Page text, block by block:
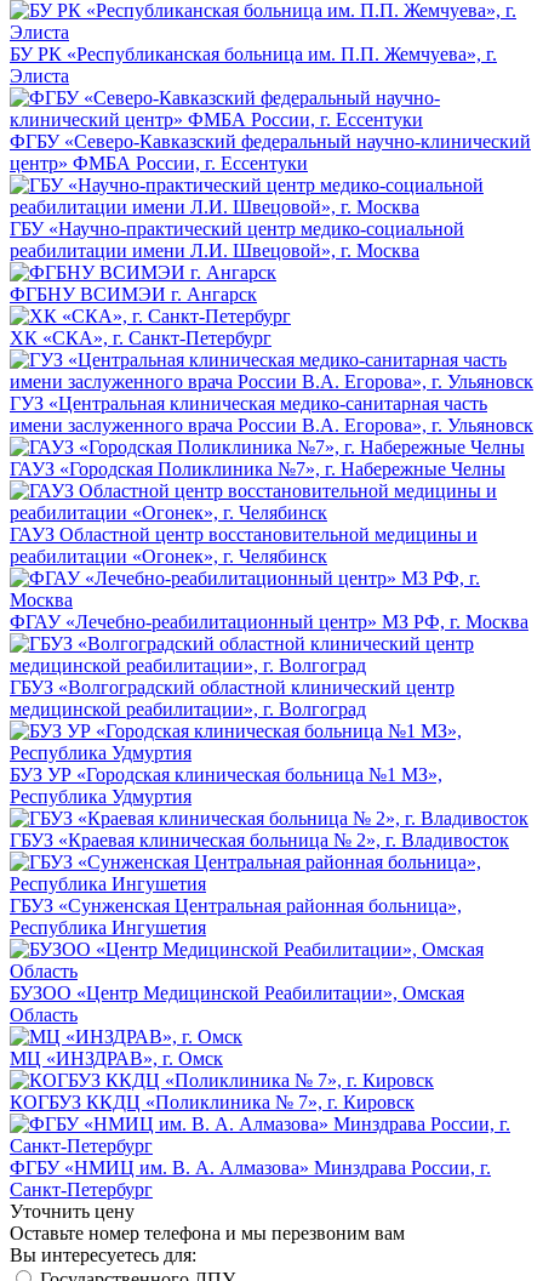
БУ РК «Республиканская больница им. П.П. Жемчуева», г.
Элиста
ФГБУ «Северо-Кавказский федеральный научно-клинический
центр» ФМБА России, г. Ессентуки
ГБУ «Научно-практический центр медико-социальной
реабилитации имени Л.И. Швецовой», г. Москва
ФГБНУ ВСИМЭИ г. Ангарск
ХК «СКА», г. Санкт-Петербург
ГУЗ «Центральная клиническая медико-санитарная часть
имени заслуженного врача России В.А. Егорова», г. Ульяновск
ГАУЗ «Городская Поликлиника №7», г. Набережные Челны
ГАУЗ Областной центр восстановительной медицины и
реабилитации «Огонек», г. Челябинск
ФГАУ «Лечебно-реабилитационный центр» МЗ РФ, г. Москва
ГБУЗ «Волгоградский областной клинический центр
медицинской реабилитации», г. Волгоград
БУЗ УР «Городская клиническая больница №1 МЗ»,
Республика Удмуртия
ГБУЗ «Краевая клиническая больница № 2», г. Владивосток
ГБУЗ «Сунженская Центральная районная больница»,
Республика Ингушетия
БУЗОО «Центр Медицинской Реабилитации», Омская
Область
МЦ «ИНЗДРАВ», г. Омск
КОГБУЗ ККДЦ «Поликлиника № 7», г. Кировск
ФГБУ «НМИЦ им. В. А. Алмазова» Минздрава России, г.
Санкт-Петербург
Уточнить цену
Оставьте номер телефона и мы перезвоним вам
Вы интересуетесь для: